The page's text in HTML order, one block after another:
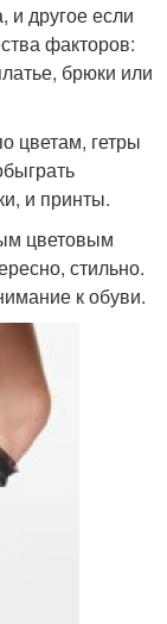
и другое если
факторов:
брюки или
цветам, гетры
и принты.
цветовым
стильно.
к обуви.